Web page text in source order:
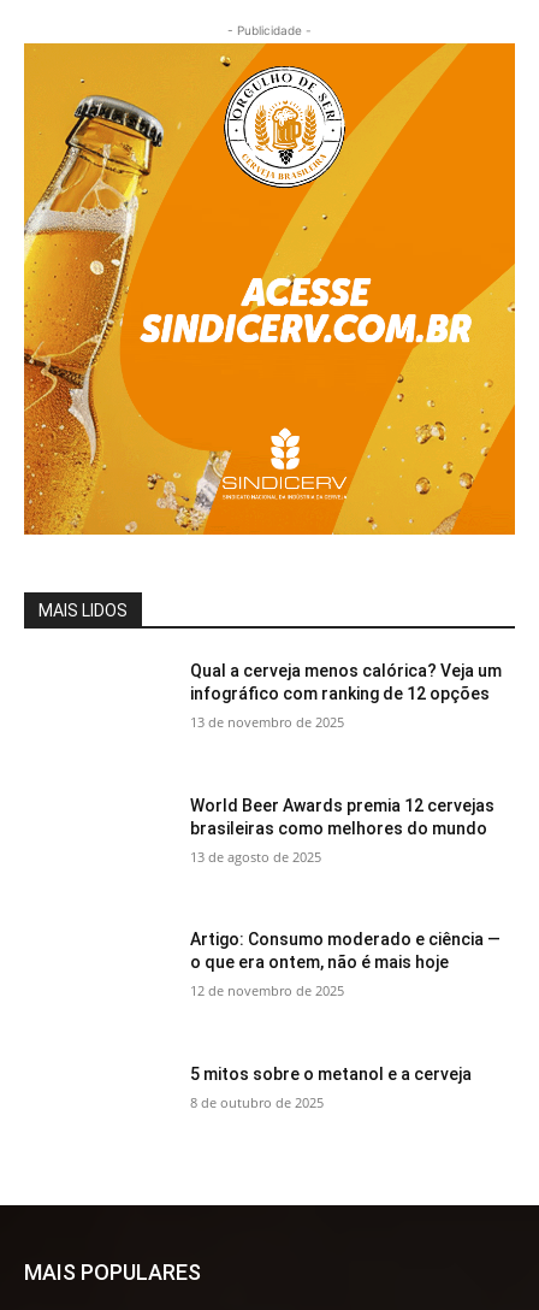
- Publicidade -
MAIS LIDOS
Qual a cerveja menos calórica? Veja um
infográfico com ranking de 12 opções
13 de novembro de 2025
World Beer Awards premia 12 cervejas
brasileiras como melhores do mundo
13 de agosto de 2025
Artigo: Consumo moderado e ciência —
o que era ontem, não é mais hoje
12 de novembro de 2025
5 mitos sobre o metanol e a cerveja
8 de outubro de 2025
MAIS POPULARES